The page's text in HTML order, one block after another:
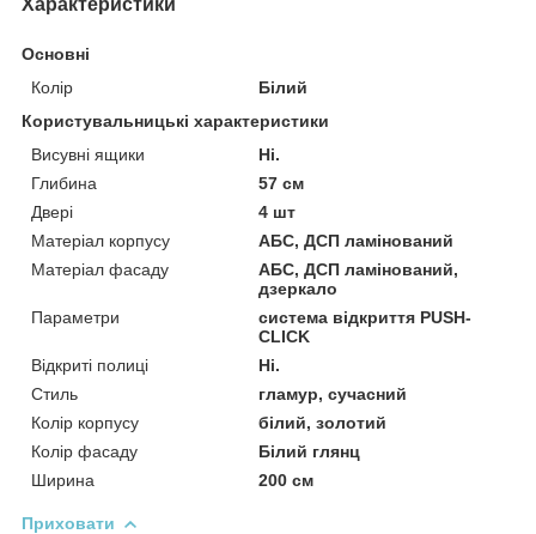
Основні
Колір
Білий
Користувальницькі характеристики
Висувні ящики
Ні.
Глибина
57 см
Двері
4 шт
Матеріал корпусу
АБС, ДСП ламінований
Матеріал фасаду
АБС, ДСП ламінований,
дзеркало
Параметри
система відкриття PUSH-
CLICK
Відкриті полиці
Ні.
Стиль
гламур, сучасний
Колір корпусу
білий, золотий
Колір фасаду
Білий глянц
Ширина
200 см
Приховати